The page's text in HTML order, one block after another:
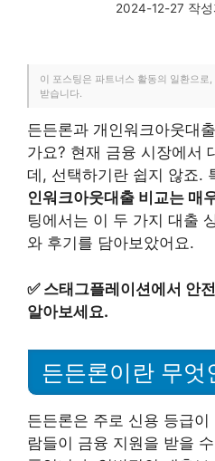
2024-12-27 작
이 포스팅은 파트너스 활동의 일환으로
받습니다.
든든론과 개인워크아웃대
가요? 현재 금융 시장에서
데, 선택하기란 쉽지 않죠.
인워크아웃대출 비교는 매
팅에서는 이 두 가지 대출
와 후기를 담아보았어요.
✅ 스태그플레이션에서 안
알아보세요.
든든론이란 무엇
든든론은 주로 신용 등급
람들이 금융 지원을 받을